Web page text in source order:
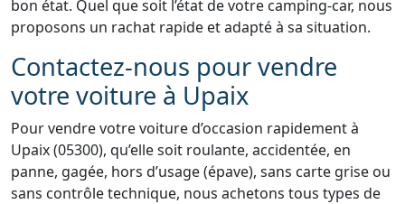
bon état. Quel que soit l’état de votre camping-car, nous
proposons un rachat rapide et adapté à sa situation.
Contactez-nous pour vendre
votre voiture à Upaix
Pour vendre votre voiture d’occasion rapidement à
Upaix (05300), qu’elle soit roulante, accidentée, en
panne, gagée, hors d’usage (épave), sans carte grise ou
sans contrôle technique, nous achetons tous types de